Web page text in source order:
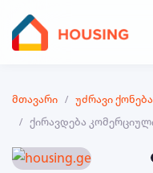
მთავარი
უძრავი ქონება
ქირავდება